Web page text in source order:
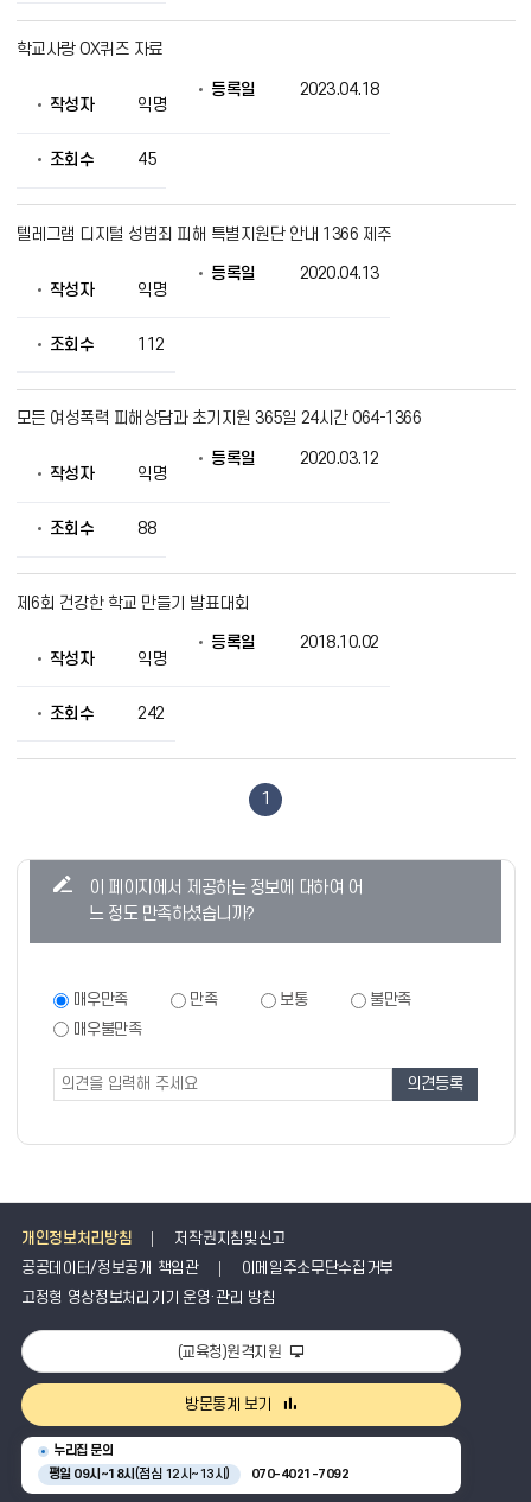
학교사랑 OX퀴즈 자료
작성자 익명
등록일 2023.04.18
조회수 45
텔레그램 디지털 성범죄 피해 특별지원단 안내 1366 제주
작성자 익명
등록일 2020.04.13
조회수 112
모든 여성폭력 피해상담과 초기지원 365일 24시간 064-1366
작성자 익명
등록일 2020.03.12
조회수 88
제6회 건강한 학교 만들기 발표대회
작성자 익명
등록일 2018.10.02
조회수 242
1
이 페이지에서 제공하는 정보에 대하여 어
느 정도 만족하셨습니까?
만
족
조
사
매우만족 만족 보통
불만족
매우불만족
개인정보처리방침
저작권지침및신고
공공데이터/정보공개 책임관
이메일주소무단수집거부
고정형 영상정보처리기기 운영·관리 방침
(교육청)원격지원
방문통계 보기
누리집 문의
평일 09시~18시 (점심 12시~13시) 070-4021-7092